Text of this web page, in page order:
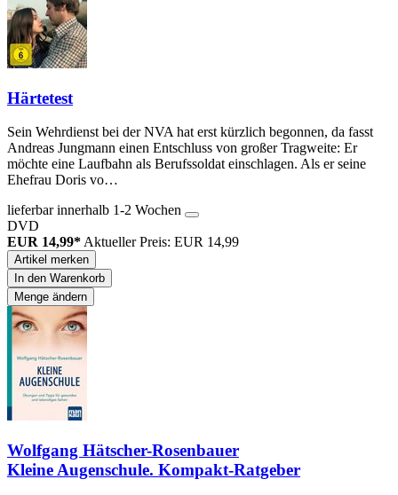
Härtetest
Sein Wehrdienst bei der NVA hat erst kürzlich begonnen, da fasst
Andreas Jungmann einen Entschluss von großer Tragweite: Er
möchte eine Laufbahn als Berufssoldat einschlagen. Als er seine
Ehefrau Doris vo…
lieferbar innerhalb 1-2 Wochen
DVD
EUR 14,99* Aktueller Preis: EUR 14,99
Artikel merken
In den Warenkorb
Menge ändern
Wolfgang Hätscher-Rosenbauer
Kleine Augenschule. Kompakt-Ratgeber